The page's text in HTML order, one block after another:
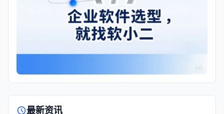
AD
最新资讯